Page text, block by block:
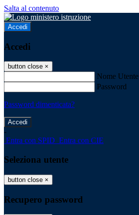
Salta al contenuto
Accedi
Accedi
button close ×
Nome Utente
Password
Password dimenticata?
-
Entra con SPID Entra con CIE
Seleziona utente
button close ×
Recupero password